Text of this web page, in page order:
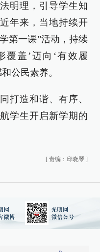
明理，引导学生知
年来，当地持续开
第一课”活动，持续
覆盖’迈向‘有效履
公民素养。
打造和谐、有序、
学生开启新学期的
[ 责编：邱晓琴 ]